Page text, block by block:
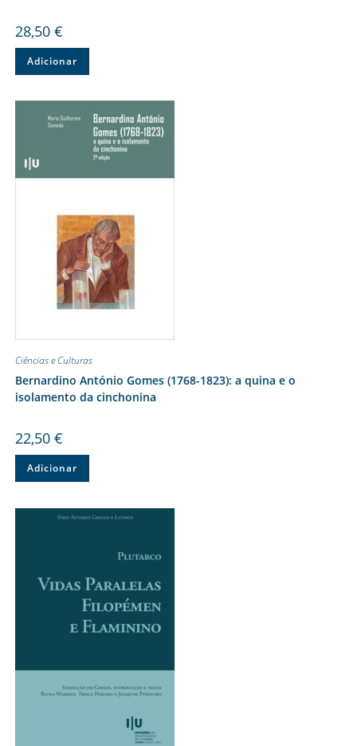
28,50 €
Adicionar
Ciências e Culturas
Bernardino António Gomes (1768-1823): a quina e o
isolamento da cinchonina
22,50 €
Adicionar